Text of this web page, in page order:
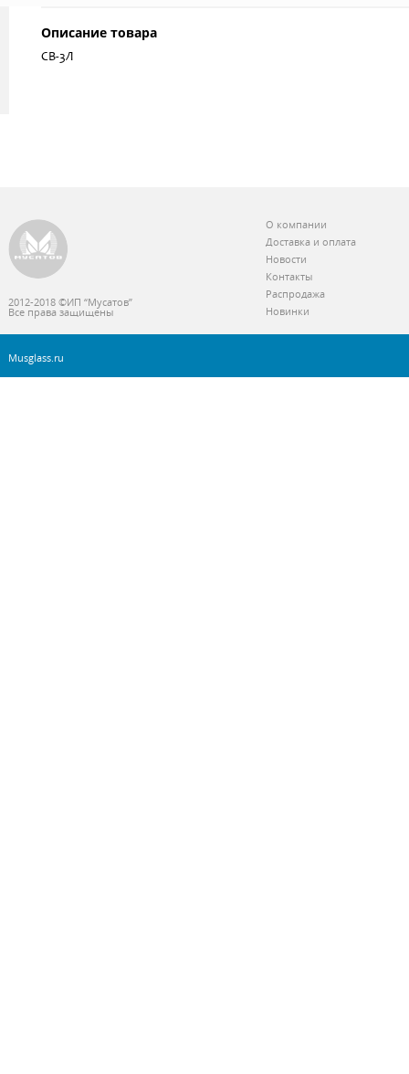
Описание товара
СВ-3Л
2012-2018 ©ИП “Мусатов”
Все права защищены
О компании
Доставка и оплата
Новости
Контакты
Распродажа
Новинки
Musglass.ru